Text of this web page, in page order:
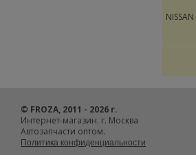
NISSAN
© FROZA, 2011 - 2026 г.
Интернет-магазин. г. Москва
Автозапчасти оптом.
Политика конфиденциальности